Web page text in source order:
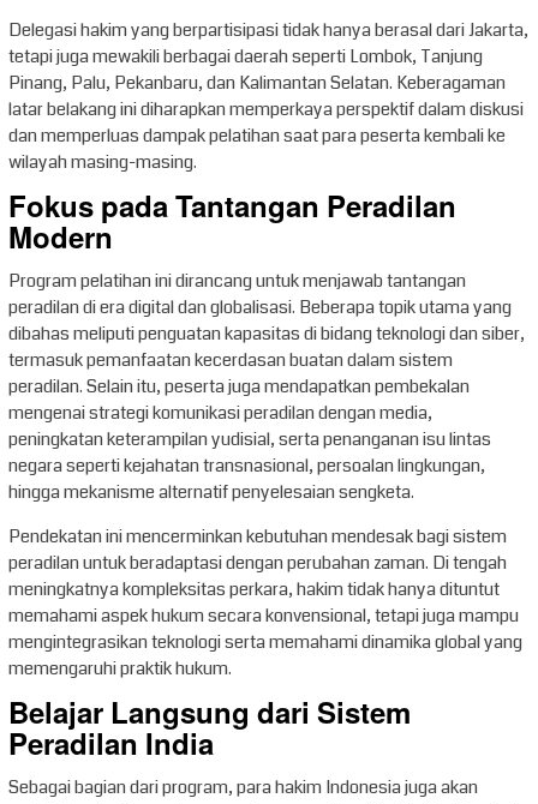
Delegasi hakim yang berpartisipasi tidak hanya berasal dari Jakarta,
tetapi juga mewakili berbagai daerah seperti Lombok, Tanjung
Pinang, Palu, Pekanbaru, dan Kalimantan Selatan. Keberagaman
latar belakang ini diharapkan memperkaya perspektif dalam diskusi
dan memperluas dampak pelatihan saat para peserta kembali ke
wilayah masing-masing.
Fokus pada Tantangan Peradilan
Modern
Program pelatihan ini dirancang untuk menjawab tantangan
peradilan di era digital dan globalisasi. Beberapa topik utama yang
dibahas meliputi penguatan kapasitas di bidang teknologi dan siber,
termasuk pemanfaatan kecerdasan buatan dalam sistem
peradilan. Selain itu, peserta juga mendapatkan pembekalan
mengenai strategi komunikasi peradilan dengan media,
peningkatan keterampilan yudisial, serta penanganan isu lintas
negara seperti kejahatan transnasional, persoalan lingkungan,
hingga mekanisme alternatif penyelesaian sengketa.
Pendekatan ini mencerminkan kebutuhan mendesak bagi sistem
peradilan untuk beradaptasi dengan perubahan zaman. Di tengah
meningkatnya kompleksitas perkara, hakim tidak hanya dituntut
memahami aspek hukum secara konvensional, tetapi juga mampu
mengintegrasikan teknologi serta memahami dinamika global yang
memengaruhi praktik hukum.
Belajar Langsung dari Sistem
Peradilan India
Sebagai bagian dari program, para hakim Indonesia juga akan